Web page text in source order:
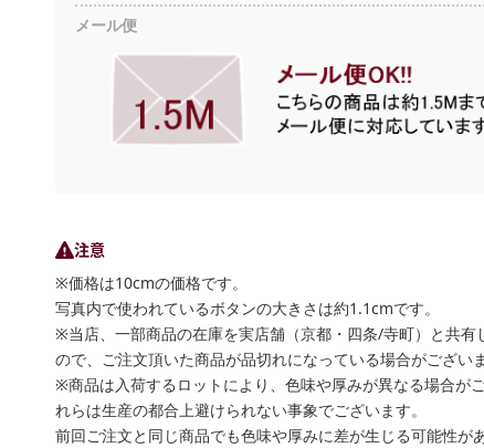
メール便
注意
※価格は10cmの価格です。
写真内で使われているボタンの大きさは約1.1cmです。
※当店、一部商品の在庫を実店舗（京都・四条/寺町）と共有
ので、ご注文頂いた商品が品切れになっている場合がございま
※商品は入荷するロットにより、色味や厚みが異なる場合が
れらは生産の都合上避けられない事象でございます。
前回ご注文と同じ商品でも色味や厚みに差が生じる可能性が